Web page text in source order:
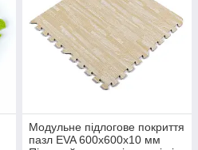
Модульне підлогове покриття
пазл EVA 600x600x10 мм